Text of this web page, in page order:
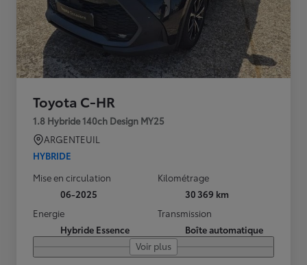
Toyota C-HR
1.8 Hybride 140ch Design MY25
ARGENTEUIL
HYBRIDE
Mise en circulation
06-2025
Kilométrage
30 369 km
Energie
Hybride Essence
Transmission
Boîte automatique
Voir plus